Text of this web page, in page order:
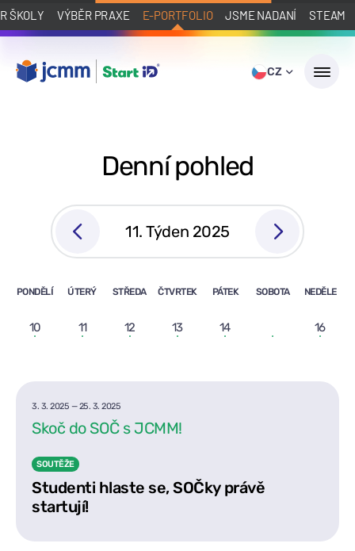
ŠKOLY VÝBĚR PRAXE E-PORTFOLIO JSME NADANÍ STEAM
CZ
Denní pohled
11. Týden 2025
PONDĚLÍ ÚTERÝ STŘEDA ČTVRTEK PÁTEK SOBOTA NEDĚLE
10 11 12 13 14 16
3. 3. 2025 —25. 3. 2025
Skoč do SOČ s JCMM!
SOUTĚŽE
Studenti hlaste se, SOČky právě
startují!